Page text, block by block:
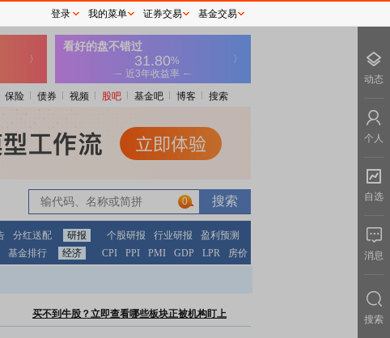
保险 债券 视频 股吧 基金吧 博客 搜索
0
分红送配 研报 个股研报 行业研报
盈利预测
基金排行 经济 CPI PPI PMI GDP LPR 房价
买不到牛股？立即查看哪些板块正被机构盯上
登录 我的菜单 证券交易 基金交易
动态
个人
自选
消息
搜索